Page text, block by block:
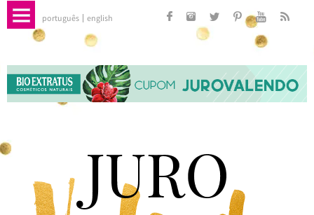
português english